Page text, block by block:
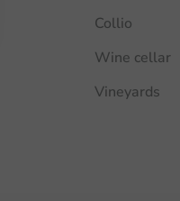
Collio
Wine cellar
Vineyards